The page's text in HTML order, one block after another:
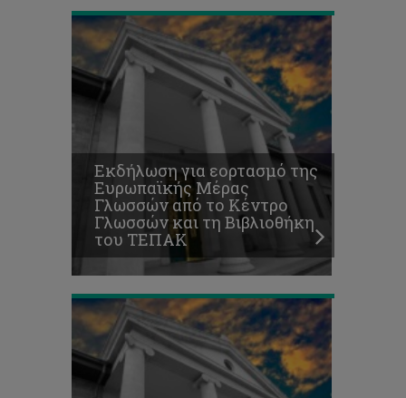
Εκδήλωση για εορτασμό της
Ευρωπαϊκής Μέρας
Γλωσσών από το Κέντρο
Γλωσσών και τη Βιβλιοθήκη
του ΤΕΠΑΚ
4η
Ημερίδα
Δημόσιας
Υγείας
Ημερίδα
10
χρόνων
λειτουργίας
της
Σχολής
Επιστημών
Υγείας
Εκδήλωση
τιμής
στον
Χρηστάκη